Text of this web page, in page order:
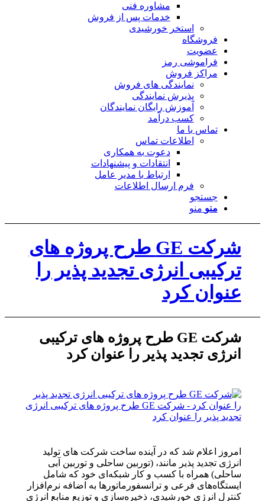
مشاوره فنی
خدمات پس از فروش
استخر خورشیدی
فروشگاه
عضویت
فراموشی رمز
مراکز فروش
نمایندگی های فروش
پذیرش نمایندگی
آموزش رایگان نمایندگان
کسب درآمد
تماس با ما
اطلاعات تماس
دعوت به همکاری
انتقادات و پیشنهادات
ارتباط با مدیر عامل
فرم ارسال اطلاعات
جستجو
منو منو
شرکت GE طرح پروژه های
ترکیبی انرژی تجدید پذیر را
عنوان کرد‎
شرکت GE طرح پروژه های ترکیبی
انرژی تجدید پذیر را عنوان کرد
امروز اعلام شد که در آینده ساخت شرکت های‌ تولید
انرژی‌ تجدید پذیر مانند، (توربین ساحلی و توربین آبی
ساحلی) همراه با کسب و کار شبکه‌ای خود که شامل
ایستگاه‌های فرعی و ترانسفورماتورها به اضافه نرم‌افزار
کنترل انرژی خورشیدی، ذخیره‌سازی و توزیع منابع انرژی